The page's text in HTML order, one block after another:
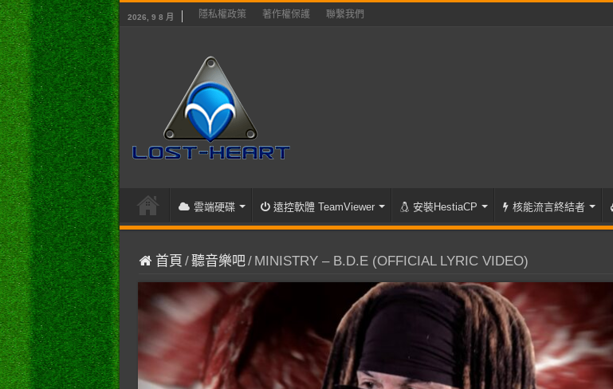
2026, 9 8 月 隱私權政策 著作權保護 聯繫我們
雲端硬碟 遠控軟體 TeamViewer 安裝HestiaCP 核能流言終結者
首頁 /聽音樂吧/ MINISTRY – B.D.E (OFFICIAL LYRIC VIDEO)